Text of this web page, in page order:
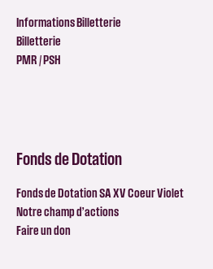
Informations Billetterie
Billetterie
PMR / PSH
Fonds de Dotation
Fonds de Dotation SA XV Coeur Violet
Notre champ d’actions
Faire un don